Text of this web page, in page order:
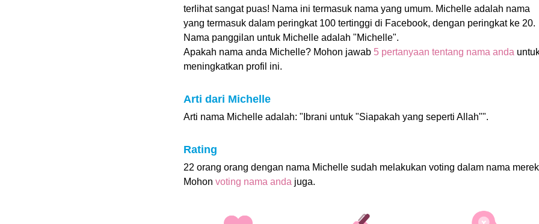
terlihat sangat puas! Nama ini termasuk nama yang umum. Michelle adalah nama
yang termasuk dalam peringkat 100 tertinggi di Facebook, dengan peringkat ke 20.
Nama panggilan untuk Michelle adalah "Michelle".
Apakah nama anda Michelle? Mohon jawab 5 pertanyaan tentang nama anda
meningkatkan profil ini.
Arti dari Michelle
Arti nama Michelle adalah: "Ibrani untuk "Siapakah yang seperti Allah"".
Rating
22 orang orang dengan nama Michelle sudah melakukan voting dalam nama
Mohon voting nama anda juga.